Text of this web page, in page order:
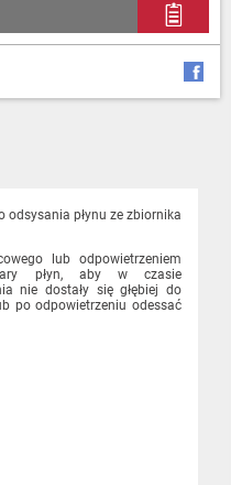
odsysania płynu ze zbiornika
lub odpowietrzeniem
płyn, aby w czasie
nie dostały się głębiej do
po odpowietrzeniu odessać